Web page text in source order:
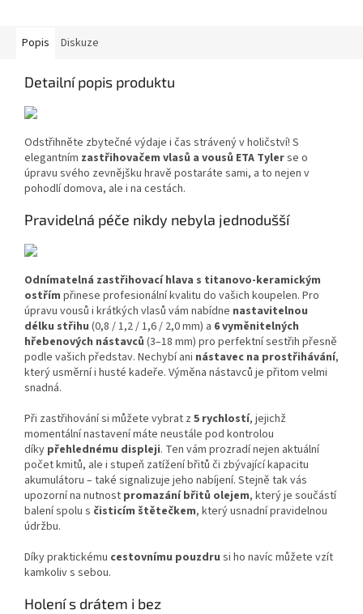
Popis Diskuze
Detailní popis produktu
Odstřihněte zbytečné výdaje i čas strávený v holičství! S
elegantním zastřihovačem vlasů a vousů ETA Tylerse o
úpravu svého zevnějšku hravě postaráte sami, a to nejen v
pohodlí domova, ale i na cestách.
Pravidelná péče nikdy nebyla jednodušší
Odnímatelná zastřihovací hlava s titanovo-keramickým
ostřím přinese profesionální kvalitu do vašich koupelen. Pro
úpravu vousů i krátkých vlasů vám nabídne nastavitelnou
délku střihu (0,8 / 1,2 / 1,6 / 2,0 mm) a 6 vyměnitelných
hřebenových nástavců (3–18 mm) pro perfektní sestřih přesně
podle vašich představ. Nechybí ani nástavec na prostřihávání,
který usměrní i husté kadeře. Výměna nástavců je přitom velmi
snadná.
Při zastřihování si můžete vybrat z 5 rychlostí, jejichž
momentální nastavení máte neustále pod kontrolou
díky přehlednému displeji. Ten vám prozradí nejen aktuální
počet kmitů, ale i stupeň zatížení břitů či zbývající kapacitu
akumulátoru – také signalizuje jeho nabíjení. Stejně tak vás
upozorní na nutnost promazání břitů olejem, který je součástí
balení spolu s čisticím štětečkem, který usnadní pravidelnou
údržbu.
Díky praktickému cestovnímu pouzdru si ho navíc můžete vzít
kamkoliv s sebou.
Holení s drátem i bez